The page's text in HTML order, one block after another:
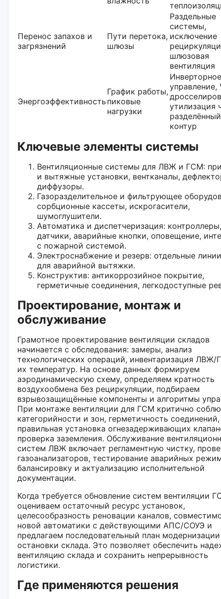
Перенос запахов и
загрязнений
Пути перетока,
шлюзы
Раздельные
системы,
исключение
шлюзовая
вентиляция
Энергоэффективность
График работы,
пиковые
нагрузки
Инверторное
управление,
утилизация
разделённый
контур
Ключевые элементы системы
Вентиляционные системы для ЛВЖ и ГСМ:
и вытяжные установки, вентканалы,
диффузоры.
Газоразделительное и фильтрующее
сорбционные кассеты, искрогасители,
шумоглушители.
Автоматика и диспетчеризация: контроллеры,
датчики, аварийные кнопки, оповещение,
с пожарной системой.
Электроснабжение и резерв: отдельные
для аварийной вытяжки.
Конструктив: антикоррозийное покрытие,
герметичные соединения, легкодоступные
Проектирование, монтаж и
обслуживание
Грамотное проектирование вентиляции складов
начинается с обследования: замеры, анализ
технологических операций, инвентаризация
их температур. На основе данных формируем
аэродинамическую схему, определяем кратность
воздухообмена без рециркуляции, подбираем
взрывозащищённые компоненты и алгоритмы
При монтаже вентиляции для ГСМ критично
категорийности и зон, герметичность соединений,
правильная установка огнезадерживающих
проверка заземления. Обслуживание
систем ЛВЖ включает регламентную чистку,
газоанализаторов, тестирование аварийных
балансировку и актуализацию исполнительной
документации.
Когда требуется обновление систем вентиляции
оцениваем остаточный ресурс установок,
целесообразность реновации каналов,
новой автоматики с действующими АПС/СОУЭ и
предлагаем последовательный план модернизации
остановки склада. Это позволяет обеспечить
вентиляцию склада и сохранить непрерывность
логистики.
Где применяются решения